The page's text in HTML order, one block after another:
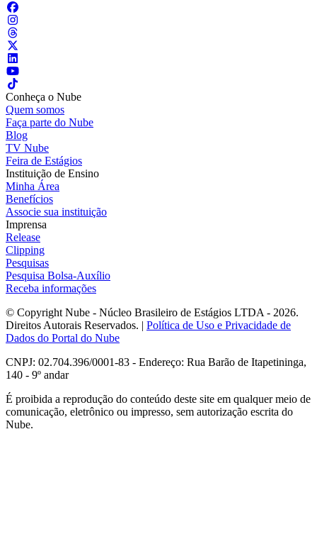
Conheça o Nube
Quem somos
Faça parte do Nube
Blog
TV Nube
Feira de Estágios
Instituição de Ensino
Minha Área
Benefícios
Associe sua instituição
Imprensa
Release
Clipping
Pesquisas
Pesquisa Bolsa-Auxílio
Receba informações
© Copyright Nube - Núcleo Brasileiro de Estágios LTDA - 2026.
Direitos Autorais Reservados. | Política de Uso e Privacidade de
Dados do Portal do Nube
CNPJ: 02.704.396/0001-83 - Endereço: Rua Barão de Itapetininga,
140 - 9º andar
É proibida a reprodução do conteúdo deste site em qualquer meio de
comunicação, eletrônico ou impresso, sem autorização escrita do
Nube.